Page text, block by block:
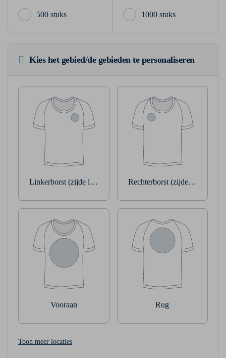
500 stuks 1000 stuks
Kies het gebied/de gebieden te personaliseren
Linkerborst (zijde linkerarm) Rechterborst (zijde
Vooraan Rug
Toon meer locaties